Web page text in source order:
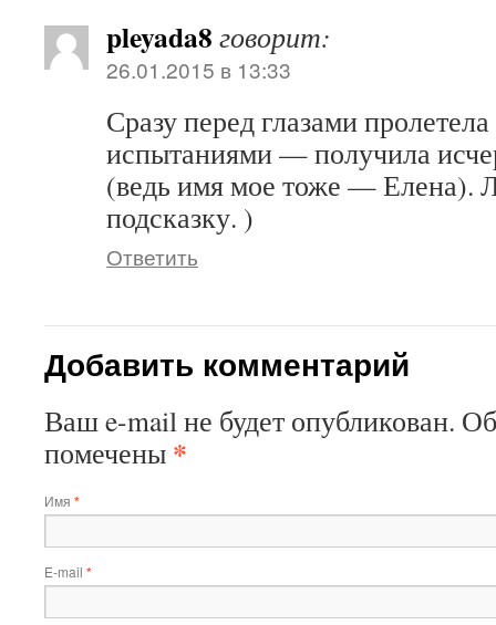
pleyada8 говорит:
26.01.2015 в 13:33
Сразу перед глазами
испытаниями — получила
(ведь имя мое тоже — Елена).
подсказку. )
Ответить
Добавить комментарий
Ваш e-mail не будет опубликован.
помечены *
Имя *
E-mail *